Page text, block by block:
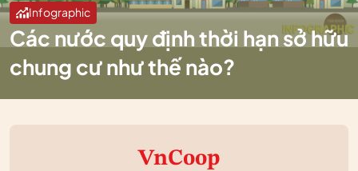
Infographic
Các nước quy định thời hạn sở hữu
chung cư như thế nào?
VnCoop